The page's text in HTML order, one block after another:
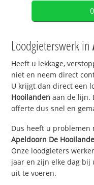
Loodgieterswerk in
Heeft u lekkage,
niet en neem direct
U krijgt dan direct een
Hooilanden aan de lijn.
offerte dus snel en
Dus heeft u problemen
Apeldoorn De
Onze loodgieters
jaar en zijn elke dag
uit te voeren.